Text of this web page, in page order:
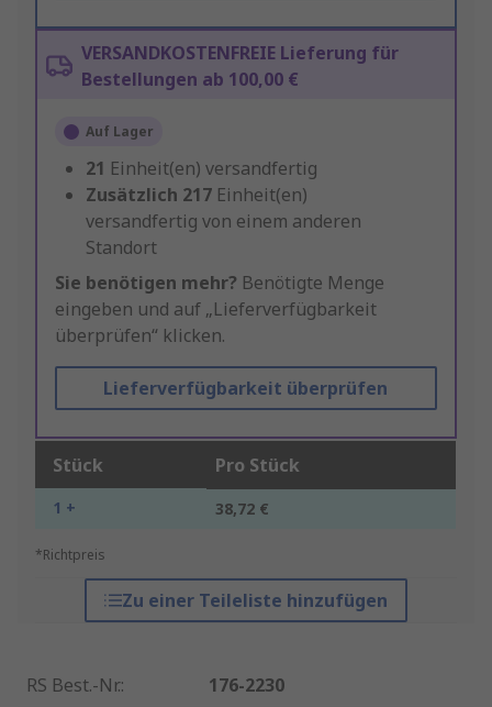
VERSANDKOSTENFREIE Lieferung für
Bestellungen ab 100,00 €
Auf Lager
21 Einheit(en) versandfertig
Zusätzlich 217 Einheit(en)
versandfertig von einem anderen
Standort
Sie benötigen mehr? Benötigte Menge
eingeben und auf „Lieferverfügbarkeit
überprüfen“ klicken.
Lieferverfügbarkeit überprüfen
Stück Pro Stück
1 + 38,72 €
*Richtpreis
Zu einer Teileliste hinzufügen
RS Best.-Nr.:
176-2230